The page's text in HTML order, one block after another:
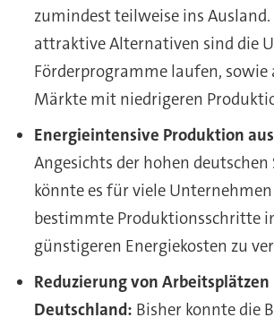
zumindest teilweise ins Ausland.
attraktive Alternativen sind die
Förderprogramme laufen, sowie
Märkte mit niedrigeren
Energieintensive Produktion
Angesichts der hohen
könnte es für viele
bestimmte Produktionsschritte
günstigeren Energiekosten zu
Reduzierung von Arbeitsplätzen
Deutschland: Bisher konnte die